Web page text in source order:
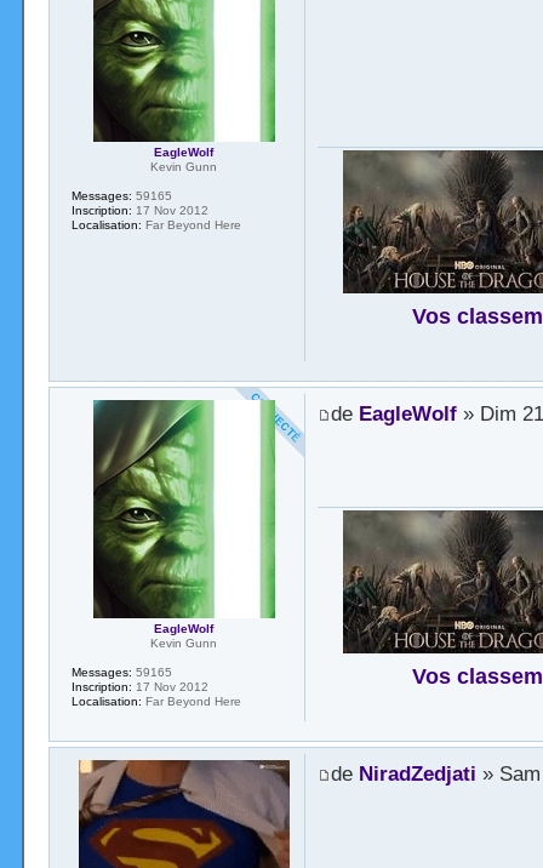
Vos
EagleWolf
Kevin Gunn
Messages: 59165
Inscription: 17 Nov 2012
Localisation: Far Beyond Here
de EagleWolf» Dim
Vos
EagleWolf
Kevin Gunn
Messages: 59165
Inscription: 17 Nov 2012
Localisation: Far Beyond Here
de NiradZedjati »